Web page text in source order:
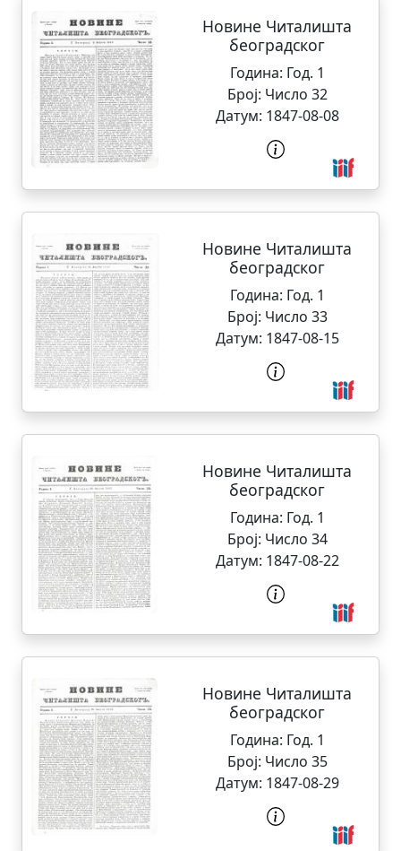
Новине Читалишта
београдског
Година: Год. 1
Број: Число 32
Датум: 1847-08-08
Новине Читалишта
београдског
Година: Год. 1
Број: Число 33
Датум: 1847-08-15
Новине Читалишта
београдског
Година: Год. 1
Број: Число 34
Датум: 1847-08-22
Новине Читалишта
београдског
Година: Год. 1
Број: Число 35
Датум: 1847-08-29